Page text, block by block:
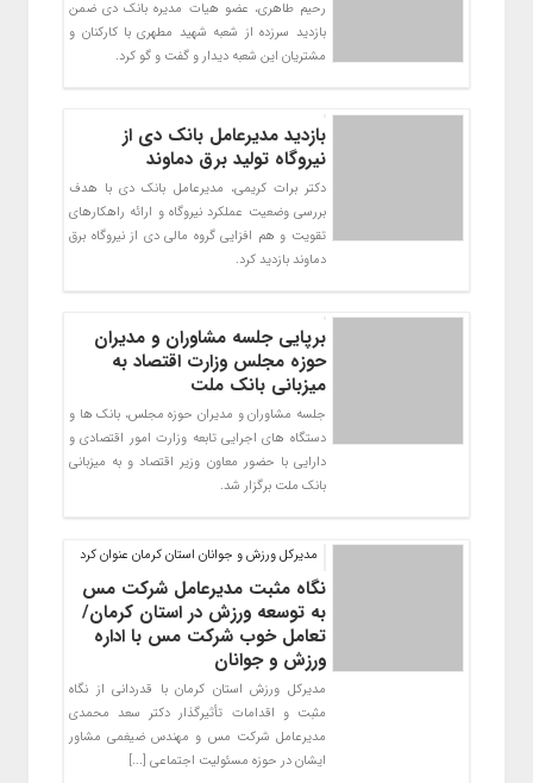
رحیم طاهری، عضو هیات مدیره بانک دی ضمن
بازدید سرزده از شعبه شهید مطهری با کارکنان و
مشتریان این شعبه دیدار و گفت و گو کرد.
بازدید مدیرعامل بانک دی از
نیروگاه تولید برق دماوند
دکتر برات کریمی، مدیرعامل بانک دی با هدف
بررسی وضعیت عملکرد نیروگاه و ارائه راهکارهای
تقویت و هم افزایی گروه مالی دی از نیروگاه برق
دماوند بازدید کرد.
برپایی جلسه مشاوران و مدیران
حوزه مجلس وزارت اقتصاد به
میزبانی بانک ملت
جلسه مشاوران و مدیران حوزه مجلس، بانک ها و
دستگاه های اجرایی تابعه وزارت امور اقتصادی و
دارایی با حضور معاون وزیر اقتصاد و به میزبانی
بانک ملت برگزار شد.
مدیرکل ورزش و جوانان استان کرمان عنوان کرد
نگاه مثبت مدیرعامل شرکت مس
به توسعه ورزش در استان کرمان/
تعامل خوب شرکت مس با اداره
ورزش و جوانان
مدیرکل ورزش استان کرمان با قدردانی از نگاه
مثبت و اقدامات تأثیرگذار دکتر سعد محمدی
مدیرعامل شرکت مس و مهندس ضیغمی مشاور
ایشان در حوزه مسئولیت اجتماعی [...]